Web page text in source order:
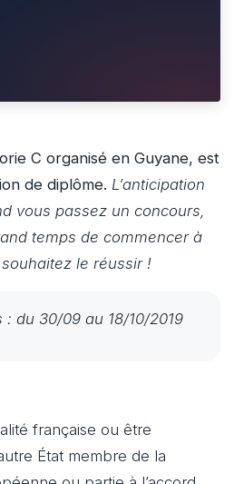
C organisé en Guyane, est
de diplôme. L’anticipation
vous passez un concours,
temps de commencer à
le réussir !
du 30/09 au 18/10/2019
française ou être
État membre de la